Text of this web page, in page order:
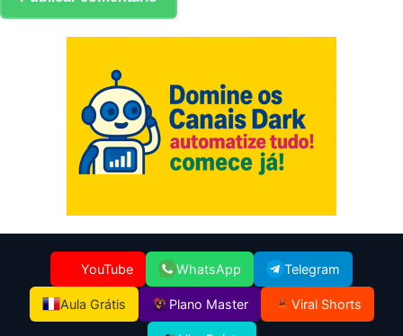
YouTube WhatsApp Telegram
Aula Grátis Plano Master Viral Shorts